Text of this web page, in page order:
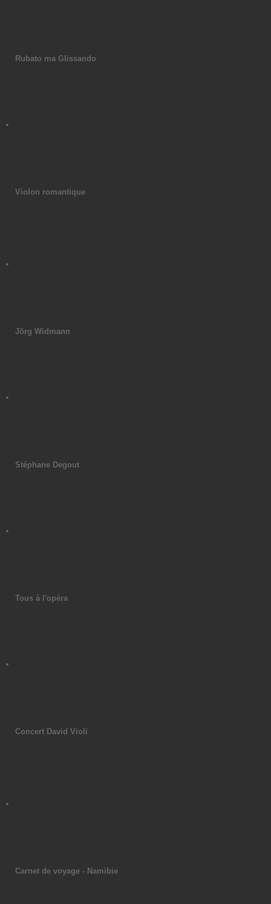
Rubato ma Glissando
Violon romantique
Jörg Widmann
Stéphane Degout
Tous à l'opéra
Concert David Violi
Carnet de voyage - Namibie